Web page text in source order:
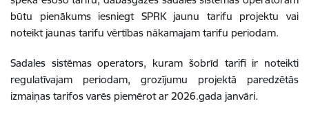
būtu pienākums iesniegt SPRK jaunu tarifu projektu vai
noteikt jaunas tarifu vērtības nākamajam tarifu periodam.
Sadales sistēmas operators, kuram šobrīd tarifi ir noteikti
regulatīvajam periodam, grozījumu projektā paredzētās
izmaiņas tarifos varēs piemērot ar 2026.gada janvāri.